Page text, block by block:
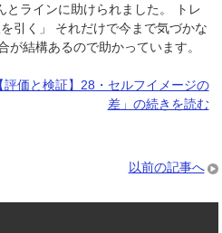
とラインに助けられました。 トレ
引く」 それだけで今まで気づかな
が結構あるので助かっています。
評価と検証】28・セルフイメージの
差」の続きを読む
以前の記事へ